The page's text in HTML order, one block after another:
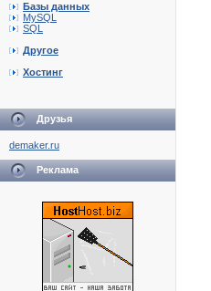
Базы данных
MySQL
SQL
Другое
Хостинг
Друзья
demaker.ru
Реклама